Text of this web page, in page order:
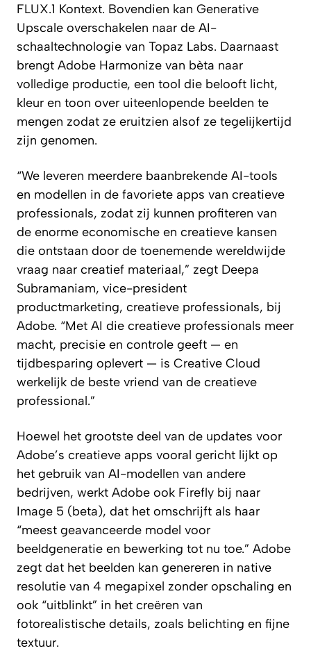
FLUX.1 Kontext. Bovendien kan Generative
Upscale overschakelen naar de AI-
schaaltechnologie van Topaz Labs. Daarnaast
brengt Adobe Harmonize van bèta naar
volledige productie, een tool die belooft licht,
kleur en toon over uiteenlopende beelden te
mengen zodat ze eruitzien alsof ze tegelijkertijd
zijn genomen.
“We leveren meerdere baanbrekende AI-tools
en modellen in de favoriete apps van creatieve
professionals, zodat zij kunnen profiteren van
de enorme economische en creatieve kansen
die ontstaan door de toenemende wereldwijde
vraag naar creatief materiaal,” zegt Deepa
Subramaniam, vice-president
productmarketing, creatieve professionals, bij
Adobe. “Met AI die creatieve professionals meer
macht, precisie en controle geeft — en
tijdbesparing oplevert — is Creative Cloud
werkelijk de beste vriend van de creatieve
professional.”
Hoewel het grootste deel van de updates voor
Adobe’s creatieve apps vooral gericht lijkt op
het gebruik van AI-modellen van andere
bedrijven, werkt Adobe ook Firefly bij naar
Image 5 (beta), dat het omschrijft als haar
“meest geavanceerde model voor
beeldgeneratie en bewerking tot nu toe.” Adobe
zegt dat het beelden kan genereren in native
resolutie van 4 megapixel zonder opschaling en
ook “uitblinkt” in het creëren van
fotorealistische details, zoals belichting en fijne
textuur.